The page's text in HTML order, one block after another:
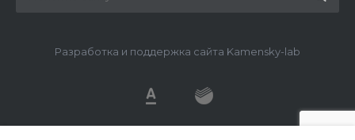
Разработка и поддержка сайта Kamensky-lab